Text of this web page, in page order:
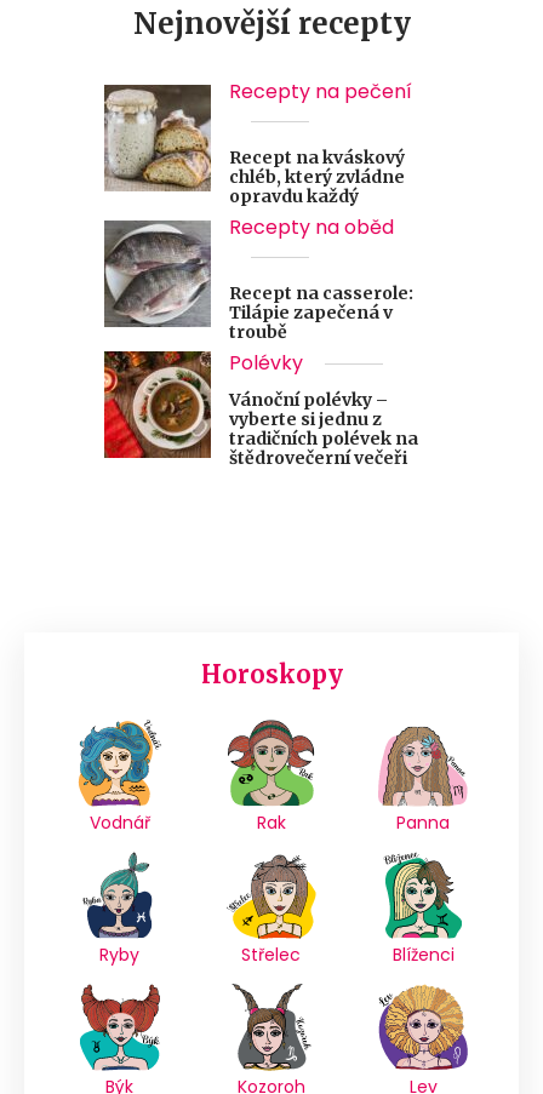
Nejnovější recepty
Recepty na pečení
Recept na kváskový
chléb, který zvládne
opravdu každý
Recepty na oběd
Recept na casserole:
Tilápie zapečená v
troubě
Polévky
Vánoční polévky –
vyberte si jednu z
tradičních polévek na
štědrovečerní večeři
Horoskopy
Vodnář Rak Panna
Ryby Střelec Blíženci
Býk Kozoroh Lev